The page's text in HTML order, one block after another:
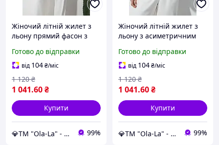
Жіночий літній жилет з
льону прямий фасон з
розміри молочний
Готово до відправки
від 104₴/міс
1 041.60₴
1 120 ₴
Купити
💎TM "Ola-La" - якісний одяг від виробника 💎 99%
Жіночий літній жилет з
льону з асиметричним
розміри молочний
Готово до відправки
від 104₴/міс
1 041.60₴
1 120 ₴
Купити
💎TM "Ola-La" - якісний одяг від виробника 💎 99%